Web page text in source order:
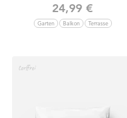
Angebot
24,99 €
Garten Balkon Terrasse
torffrei